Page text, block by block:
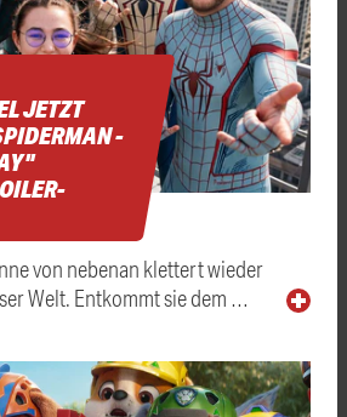
JETZT
-
von nebenan klettert wieder
Welt. Entkommt sie dem …